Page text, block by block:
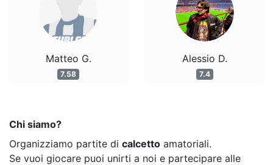
Matteo G.
7.58
Alessio D.
7.4
Chi siamo?
Organizziamo partite di calcetto amatoriali.
Se vuoi giocare puoi unirti a noi e partecipare alle